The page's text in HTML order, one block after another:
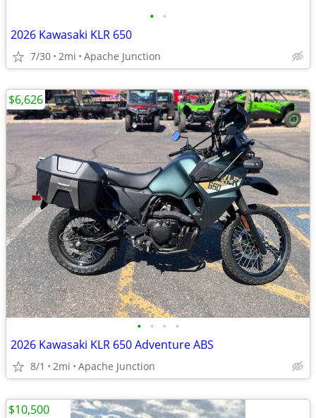
• •
2026 Kawasaki KLR 650
7/30 2mi Apache Junction
• • • •
2026 Kawasaki KLR 650 Adventure ABS
8/1 2mi Apache Junction
$6,626
$10,500